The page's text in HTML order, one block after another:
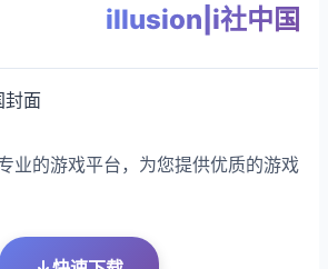
illusion|i社中国
业的游戏平台，为您提供优质的游戏